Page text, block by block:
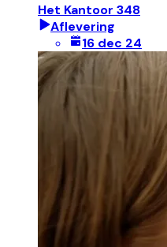
Het Kantoor 348
Aflevering
16 dec 24